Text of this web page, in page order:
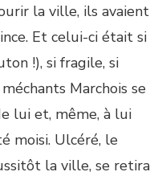
la ville, ils avaient
Et celui-ci était si
!), si fragile, si
Marchois se
lui et, même, à lui
moisi. Ulcéré, le
la ville, se retira